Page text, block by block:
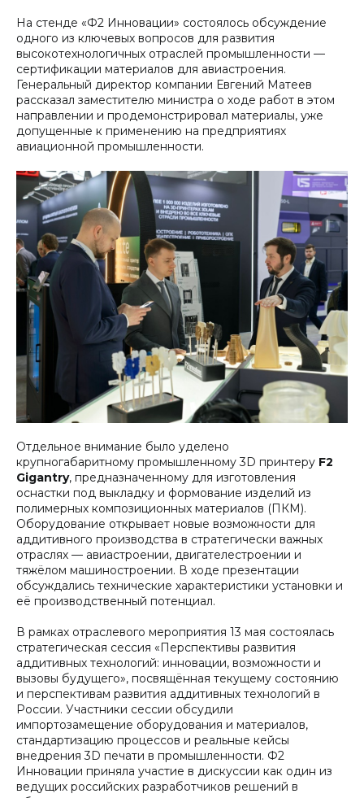
На стенде «Ф2 Инновации» состоялось обсуждение
одного из ключевых вопросов для развития
высокотехнологичных отраслей промышленности —
сертификации материалов для авиастроения.
Генеральный директор компании Евгений Матеев
рассказал заместителю министра о ходе работ в этом
направлении и продемонстрировал материалы, уже
допущенные к применению на предприятиях
авиационной промышленности.
Отдельное внимание было уделено
крупногабаритному промышленному 3D принтеру F2
Gigantry, предназначенному для изготовления
оснастки под выкладку и формование изделий из
полимерных композиционных материалов (ПКМ).
Оборудование открывает новые возможности для
аддитивного производства в стратегически важных
отраслях — авиастроении, двигателестроении и
тяжёлом машиностроении. В ходе презентации
обсуждались технические характеристики установки и
её производственный потенциал.
В рамках отраслевого мероприятия 13 мая состоялась
стратегическая сессия «Перспективы развития
аддитивных технологий: инновации, возможности и
вызовы будущего», посвящённая текущему состоянию
и перспективам развития аддитивных технологий в
России. Участники сессии обсудили
импортозамещение оборудования и материалов,
стандартизацию процессов и реальные кейсы
внедрения 3D печати в промышленности. Ф2
Инновации приняла участие в дискуссии как один из
ведущих российских разработчиков решений в